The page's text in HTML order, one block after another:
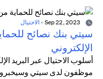
- الاحتيال
سيتي بنك نصائح
الإلكتروني
أسلوب الاحتيال عبر البريد
موظفون لدى سيتي